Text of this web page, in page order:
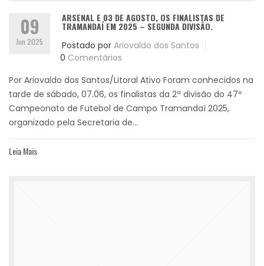
09
Jun 2025
ARSENAL E 03 DE AGOSTO, OS FINALISTAS DE
TRAMANDAÍ EM 2025 – SEGUNDA DIVISÃO.
Postado por Ariovaldo dos Santos
0 Comentários
Por Ariovaldo dos Santos/Litoral Ativo Foram conhecidos na
tarde de sábado, 07.06, os finalistas da 2ª divisão do 47º
Campeonato de Futebol de Campo Tramandaí 2025,
organizado pela Secretaria de...
Leia Mais